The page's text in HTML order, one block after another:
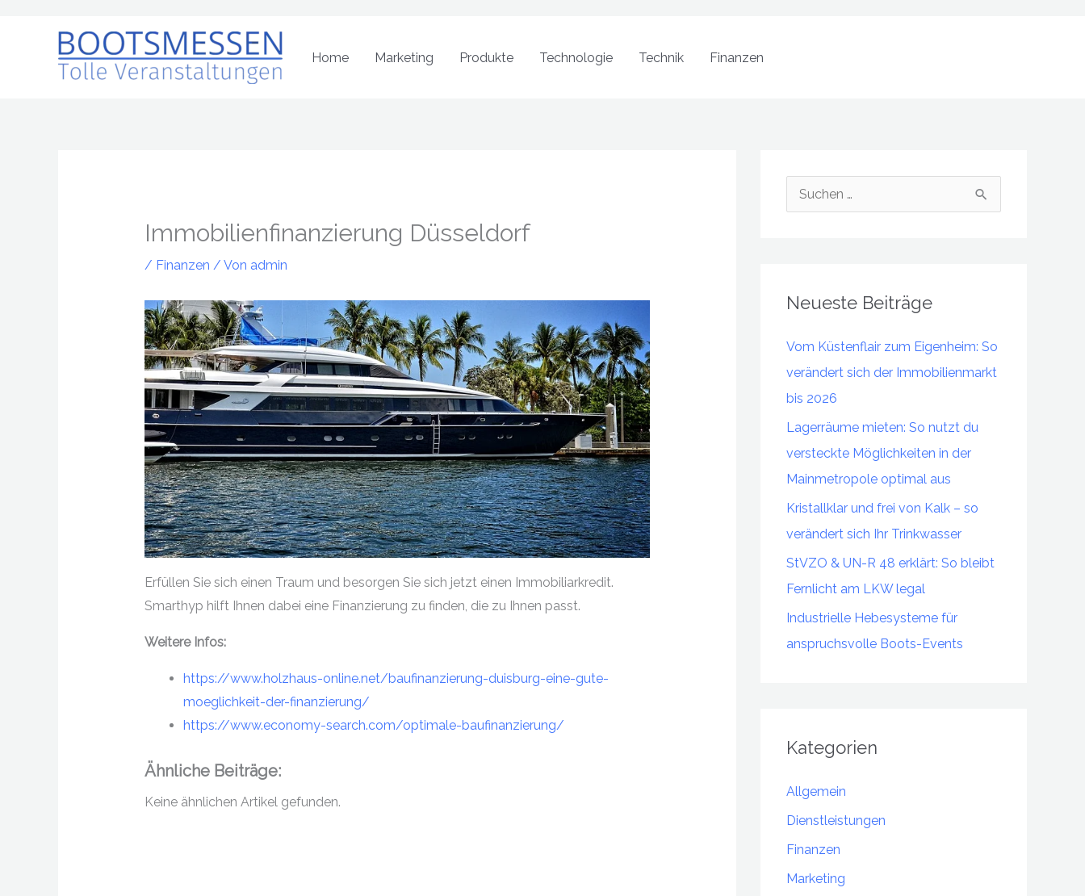
Home Marketing Produkte Technologie Technik Finanzen
Immobilienfinanzierung Düsseldorf
/ Finanzen / Von admin
Erfüllen Sie sich einen Traum und besorgen Sie sich jetzt einen Immobiliarkredit.
Smarthyp hilft Ihnen dabei eine Finanzierung zu finden, die zu Ihnen passt.
Weitere Infos:
https://www.holzhaus-online.net/baufinanzierung-duisburg-eine-gute-
moeglichkeit-der-finanzierung/
https://www.economy-search.com/optimale-baufinanzierung/
Ähnliche Beiträge:
Keine ähnlichen Artikel gefunden.
e
n
a
c
h
:
Neueste Beiträge
Vom Küstenflair zum Eigenheim: So
verändert sich der Immobilienmarkt
bis 2026
Lagerräume mieten: So nutzt du
versteckte Möglichkeiten in der
Mainmetropole optimal aus
Kristallklar und frei von Kalk – so
verändert sich Ihr Trinkwasser
StVZO & UN-R 48 erklärt: So bleibt
Fernlicht am LKW legal
Industrielle Hebesysteme für
anspruchsvolle Boots-Events
Kategorien
Allgemein
Dienstleistungen
Finanzen
Marketing